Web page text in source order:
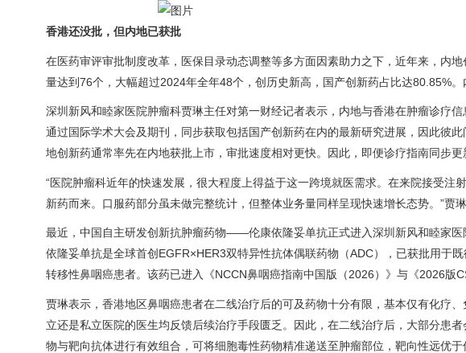
香港还没批，但内地已获批
在医药审评审批制度改革，医保目录动态调整等多方面因素助力之下，近年来，内
量达到76个，大幅超过2024年全年48个，创历史新高，国产创新药占比达80.85%
深圳新风和睦家医院肿瘤科贾琳主任对第一财经记者表示，内地与香港在肿瘤诊疗
通过国际学术大会及期刊，同步获取包括国产创新药在内的最新研究进展，因此彼
地创新药通常率先在内地获批上市，审批速度相对更快。因此，即便诊疗指南同步
“医院肿瘤科近年的快速发展，很大程度上得益于这一跨境就医需求。在来院接受注
新药而来。口服药部分虽未做完整统计，但整体业务量同样呈现快速增长态势。”贾琳
最近，中国自主研发创新抗肿瘤药物——伦康依隆妥单抗正式进入深圳新风和睦家
依隆妥单抗是全球首创EGFR×HER3双特异性抗体偶联药物（ADC），已获批用于
转移性鼻咽癌患者。该药已进入《NCCN鼻咽癌指南中国版（2026）》与《2026版
贾琳表示，香港地区鼻咽癌患者在二线治疗后的可及药物十分有限，基本仅有化疗
立还是私立医院的医生均反馈后续治疗手段匮乏。因此，在二线治疗后，大部分患
物与靶向抗体进行有效组合，可将细胞毒性药物精准递送至肿瘤部位，靶向性远优于